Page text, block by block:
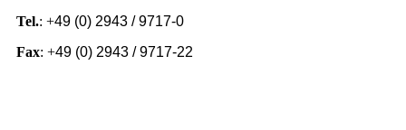
Tel.: +49 (0) 2943 / 9717-0
Fax: +49 (0) 2943 / 9717-22